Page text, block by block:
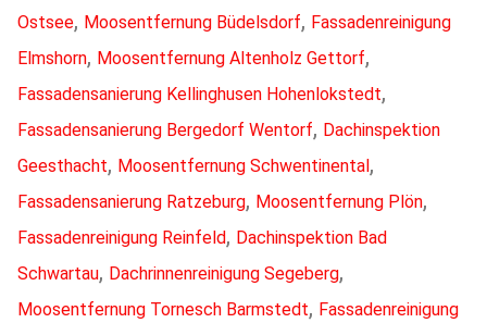
Ostsee, Moosentfernung Büdelsdorf, Fassadenreinigung
Elmshorn, Moosentfernung Altenholz Gettorf,
Fassadensanierung Kellinghusen Hohenlokstedt,
Fassadensanierung Bergedorf Wentorf, Dachinspektion
Geesthacht, Moosentfernung Schwentinental,
Fassadensanierung Ratzeburg, Moosentfernung Plön,
Fassadenreinigung Reinfeld, Dachinspektion Bad
Schwartau, Dachrinnenreinigung Segeberg,
Moosentfernung Tornesch Barmstedt, Fassadenreinigung